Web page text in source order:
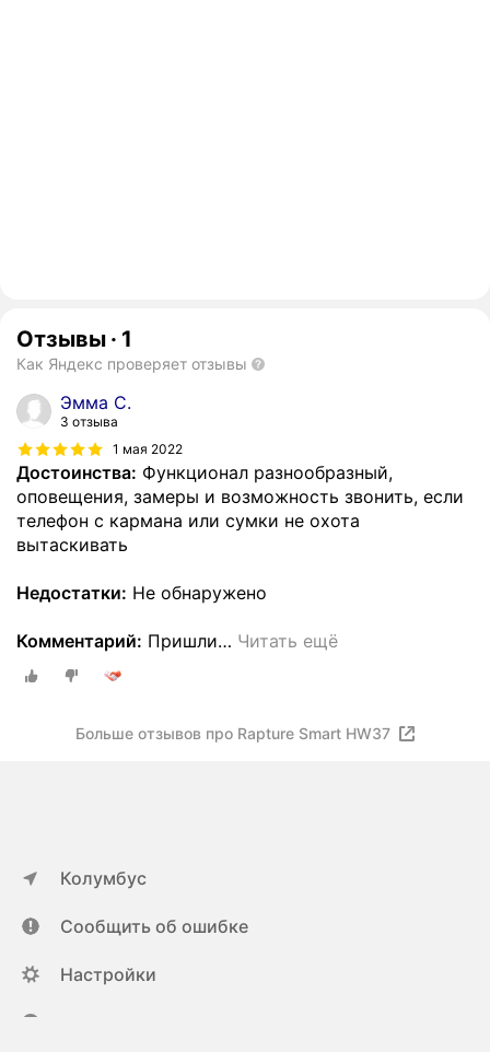
Отзывы · 1
Как Яндекс проверяет отзывы
Эмма С.
3 отзыва
1 мая 2022
Достоинства: Функционал разнообразный,
оповещения, замеры и возможность звонить, если
телефон с кармана или сумки не охота
вытаскивать
Недостатки: Не обнаружено
Комментарий: Пришли… Читать ещё
Больше отзывов про Rapture Smart HW37
Колумбус
Сообщить об ошибке
Настройки